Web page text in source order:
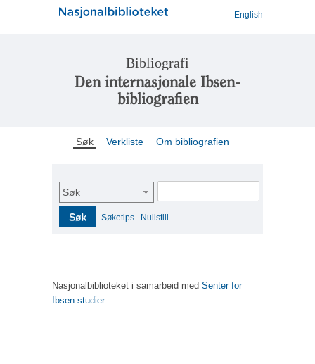
English
Bibliografi
Den internasjonale Ibsen-
bibliografien
Søk Verkliste Om bibliografien
Søk
Søk Søketips Nullstill
Nasjonalbiblioteket i samarbeid med Senter for
Ibsen-studier